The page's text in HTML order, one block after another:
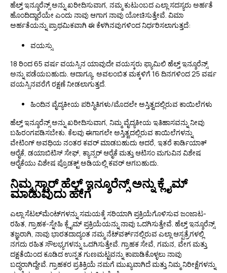
ಹೆಲ್ತ್ ಇನ್ಶೂರೆನ್ಸ್ ಅನ್ನು ಖರೀದಿಸುವಾಗ, ನಮ್ಮ ಕುಟುಂಬದ ಎಲ್ಲಾ ಸದಸ್ಯರು ಅರ್ಹತೆ
ಹೊಂದಿದ್ದಾರೆಯೇ ಎಂದು ನಾವು ಆಗಾಗ ನಾವು ಯೋಚಿಸುತ್ತೇವೆ. ವಿಮಾ
ಅರ್ಹತೆಯನ್ನು ಪ್ರಾಥಮಿಕವಾಗಿ ಈ ಕೆಳಗಿನವುಗಳಿಂದ ನಿರ್ಧರಿಸಲಾಗುತ್ತದೆ:
ವಯಸ್ಸು
18 ರಿಂದ 65 ವರ್ಷ ವಯಸ್ಸಿನ ಯಾವುದೇ ವಯಸ್ಕರು ಫ್ಯಾಮಿಲಿ ಹೆಲ್ತ್ ಇನ್ಶೂರೆನ್ಸ್
ಅನ್ನು ಪಡೆಯಬಹುದು. ಆದಾಗ್ಯೂ, ಅವಲಂಬಿತ ಮಕ್ಕಳಿಗೆ 16 ದಿನಗಳಿಂದ 25 ವರ್ಷ
ವಯಸ್ಸಿನವರೆಗೆ ರಕ್ಷಣೆ ನೀಡಲಾಗುತ್ತದೆ.
ಹಿಂದಿನ ವೈದ್ಯಕೀಯ ಪರಿಸ್ಥಿತಿಗಳು/ಮೊದಲೇ ಅಸ್ತಿತ್ವದಲ್ಲಿರುವ ಕಾಯಿಲೆಗಳು
ಹೆಲ್ತ್ ಇನ್ಶೂರೆನ್ಸ್ ಅನ್ನು ಖರೀದಿಸುವಾಗ, ನಿಮ್ಮ ವೈದ್ಯಕೀಯ ಇತಿಹಾಸವನ್ನು ನೀವು
ಬಹಿರಂಗಪಡಿಸಬೇಕು. ಕೆಲವು ಈಗಾಗಲೇ ಅಸ್ತಿತ್ವದಲ್ಲಿರುವ ಕಾಯಿಲೆಗಳನ್ನು
ವೇಟಿಂಗ್ ಅವಧಿಯ ನಂತರ ಕವರ್ ಮಾಡಬಹುದು ಆದರೆ, ಇತರೆ ಕಾರ್ಡಿಯಾಕ್
ಆರೈಕೆ, ಡಯಾಬಿಟಿಸ್ ಸೇಫ್, ಕ್ಯಾನ್ಸರ್ ಆರೈಕೆ ಮತ್ತು ಆಟಿಸಂ ಮಗುವಿನ ವಿಶೇಷ
ಆರೈಕೆಯು ವಿಶೇಷ ಪ್ರೊಡಕ್ಟ್ ಅಡಿಯಲ್ಲಿ ಕವರ್ ಆಗಬಹುದು.
ನಿಮ್ಮ ಸ್ಟಾರ್ ಹೆಲ್ತ್ ಇನ್ಶೂರೆನ್ಸ್ ಅನ್ನು ಕ್ಲೈಮ್
ಮಾಡುವುದು ಹೇಗೆ
ಎಲ್ಲಾ ಸೆಟಲ್‌ಮೆಂಟ್‌ಗಳನ್ನು ಸಮಯಕ್ಕೆ ಸರಿಯಾಗಿ ಪ್ರಕ್ರಿಯೆಗೊಳಿಸುವ ಜಂಜಾಟ-
ರಹಿತ, ಗ್ರಾಹಕ-ಸ್ನೇಹಿ ಕ್ಲೈಮ್ ಪ್ರಕ್ರಿಯೆಯನ್ನು ನಾವು ಒದಗಿಸುತ್ತೇವೆ. ಹೆಲ್ತ್ ಇನ್ಶೂರೆನ್ಸ್
ತಜ್ಞರಾಗಿ, ನಾವು ಭಾರತದಾದ್ಯಂತ ನಮ್ಮ ನೆಟ್‌ವರ್ಕ್‌ನಲ್ಲಿರುವ ಎಲ್ಲಾ ಆಸ್ಪತ್ರೆಗಳಲ್ಲಿ
ನಗದು ರಹಿತ ಸೌಲಭ್ಯಗಳನ್ನು ಒದಗಿಸುತ್ತೇವೆ. ಗ್ರಾಹಕ ಸೇವೆ, ಗಮನ, ವೇಗ ಮತ್ತು
ದಕ್ಷತೆಯಿಂದ ಕೂಡಿದ ಉನ್ನತ ಗುಣಮಟ್ಟವನ್ನು ಕಾಪಾಡಿಕೊಳ್ಳಲು ನಾವು
ಬದ್ಧರಾಗಿದ್ದೇವೆ. ಗ್ರಾಹಕರ ಪ್ರತಿಕ್ರಿಯೆ ನಮಗೆ ಮುಖ್ಯವಾಗಿದೆ ಮತ್ತು ನಿಮ್ಮ ನಿರೀಕ್ಷೆಗಳನ್ನು